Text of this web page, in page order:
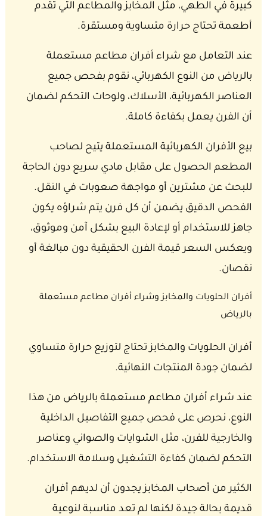
كبيرة في الطهي، مثل المخابز والمطاعم التي تقدم
أطعمة تحتاج حرارة متساوية ومستقرة.
عند التعامل مع شراء أفران مطاعم مستعملة
بالرياض من النوع الكهربائي، نقوم بفحص جميع
العناصر الكهربائية، الأسلاك، ولوحات التحكم لضمان
أن الفرن يعمل بكفاءة كاملة.
بيع الأفران الكهربائية المستعملة يتيح لصاحب
المطعم الحصول على مقابل مادي سريع دون الحاجة
للبحث عن مشترين أو مواجهة صعوبات في النقل.
الفحص الدقيق يضمن أن كل فرن يتم شراؤه يكون
جاهز للاستخدام أو لإعادة البيع بشكل آمن وموثوق،
ويعكس السعر قيمة الفرن الحقيقية دون مبالغة أو
نقصان.
أفران الحلويات والمخابز وشراء أفران مطاعم مستعملة
بالرياض
أفران الحلويات والمخابز تحتاج لتوزيع حرارة متساوي
لضمان جودة المنتجات النهائية.
عند شراء أفران مطاعم مستعملة بالرياض من هذا
النوع، نحرص على فحص جميع التفاصيل الداخلية
والخارجية للفرن، مثل الشوايات والصواني وعناصر
التحكم لضمان كفاءة التشغيل وسلامة الاستخدام.
الكثير من أصحاب المخابز يجدون أن لديهم أفران
قديمة بحالة جيدة لكنها لم تعد مناسبة لنوعية